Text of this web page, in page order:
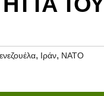
, Ιράν, ΝΑΤΟ